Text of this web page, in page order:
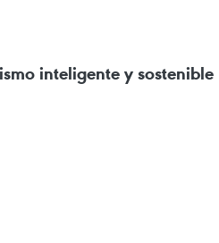
inteligente y sostenible